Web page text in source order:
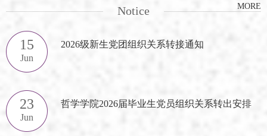
MORE
Notice
15
Jun
2026级新生党团组织关系转接通知
23
Jun
哲学学院2026届毕业生党员组织关系转出安排